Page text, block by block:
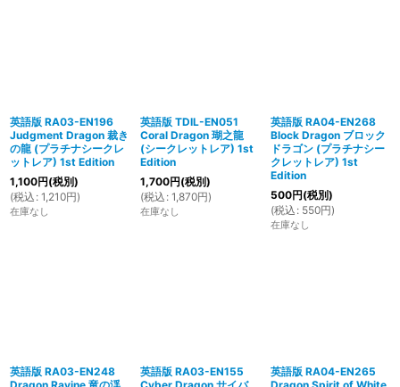
英語版 RA03-EN196
Judgment Dragon 裁き
の龍 (プラチナシークレ
ットレア) 1st Edition
1,100円(税別)
(税込 : 1,210円)
在庫なし
英語版 TDIL-EN051
Coral Dragon 瑚之龍
(シークレットレア) 1st
Edition
1,700円(税別)
(税込 : 1,870円)
在庫なし
英語版 RA04-EN268
Block Dragon ブロック
ドラゴン (プラチナシー
クレットレア) 1st
Edition
500円(税別)
(税込 : 550円)
在庫なし
英語版 RA03-EN248
英語版 RA03-EN155
英語版 RA04-EN265